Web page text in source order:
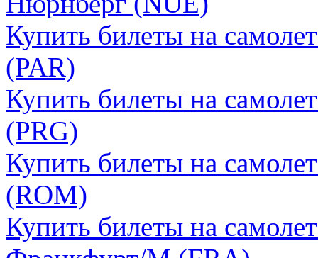
Купить билеты на
(PAR)
Купить билеты на
(PRG)
Купить билеты на
(ROM)
Купить билеты на